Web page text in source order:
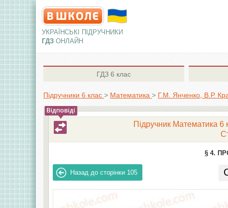
УКРАЇНСЬКІ ПІДРУЧНИКИ
ГДЗ ОНЛАЙН
ГДЗ 6 клас
Підручники 6 клас > Математика > Г.М. Янченко, В.Р.
Підручник Математика 6
§ 4.
Назад до сторінки 105